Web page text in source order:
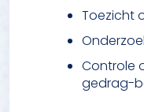
Toezicht
Controle
gedrag-